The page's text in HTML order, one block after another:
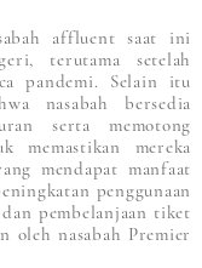
affluent saat ini
terutama setelah
pandemi. Selain itu
nasabah bersedia
serta memotong
memastikan mereka
mendapat manfaat
penggunaan
pembelanjaan tiket
oleh nasabah Premier